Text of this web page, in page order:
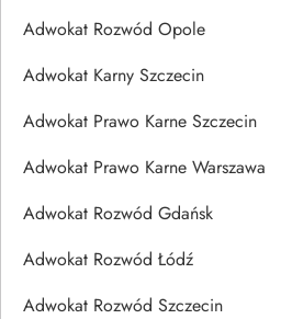
Adwokat Rozwód Opole
Adwokat Karny Szczecin
Adwokat Prawo Karne Szczecin
Adwokat Prawo Karne Warszawa
Adwokat Rozwód Gdańsk
Adwokat Rozwód Łódź
Adwokat Rozwód Szczecin